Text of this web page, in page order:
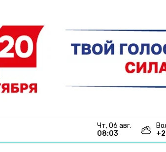
чт, 06 авг.
08:03
+